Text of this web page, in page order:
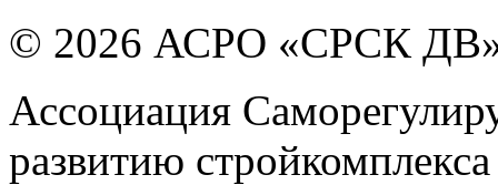
© 2026 АСРО «СРСК
Ассоциация
развитию